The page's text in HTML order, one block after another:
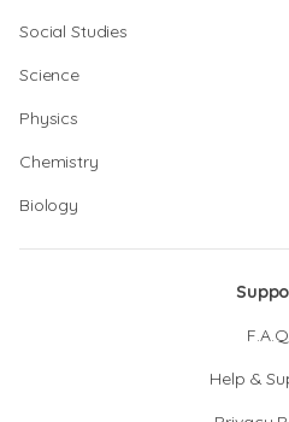
Social Studies
Science
Physics
Chemistry
Biology
Help &